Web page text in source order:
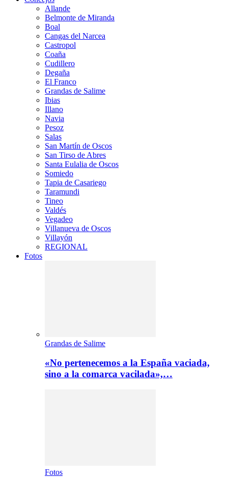
Allande
Belmonte de Miranda
Boal
Cangas del Narcea
Castropol
Coaña
Cudillero
Degaña
El Franco
Grandas de Salime
Ibias
Illano
Navia
Pesoz
Salas
San Martín de Oscos
San Tirso de Abres
Santa Eulalia de Oscos
Somiedo
Tapia de Casariego
Taramundi
Tineo
Valdés
Vegadeo
Villanueva de Oscos
Villayón
REGIONAL
Fotos
Grandas de Salime
«No pertenecemos a la España vaciada,
sino a la comarca vacilada»,…
Fotos